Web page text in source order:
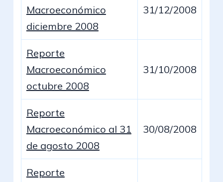
Macroeconómico
diciembre 2008
31/12/2008
Reporte
Macroeconómico
octubre 2008
31/10/2008
Reporte
Macroeconómico al 31
de agosto 2008
30/08/2008
Reporte